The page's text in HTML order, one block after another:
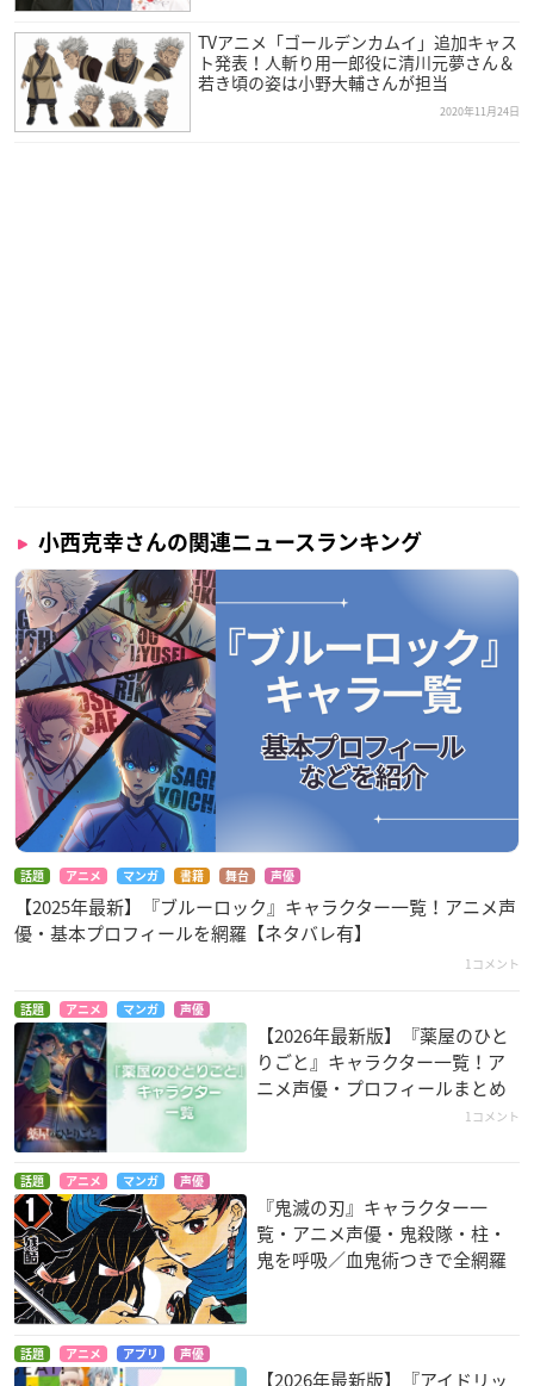
【放送日時】
​2020年12月15日(火)20時〜
【場所】
TVアニメ「ゴールデンカムイ」追加キャス
ト発表！人斬り用一郎役に清川元夢さん＆
若き頃の姿は小野大輔さんが担当
2020年11月24日
小西克幸さんの関連ニュースランキング
話題 アニメ マンガ 書籍 舞台 声優
【2025年最新】『ブルーロック』キャラクター一覧！アニメ声
優・基本プロフィールを網羅【ネタバレ有】
1コメント
話題 アニメ マンガ 声優
【2026年最新版】『薬屋のひと
りごと』キャラクター一覧！ア
ニメ声優・プロフィールまとめ
1コメント
話題 アニメ マンガ 声優
『鬼滅の刃』キャラクター一
覧・アニメ声優・鬼殺隊・柱・
鬼を呼吸／血鬼術つきで全網羅
話題 アニメ アプリ 声優
【2026年最新版】『アイドリッ